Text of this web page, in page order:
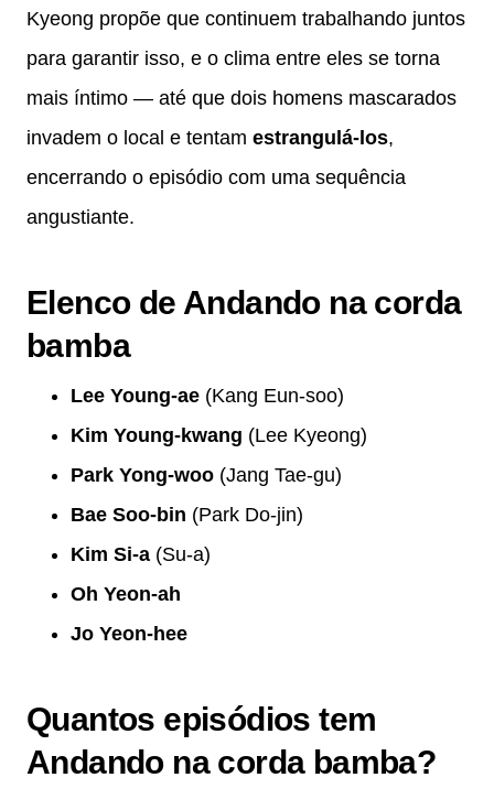
Kyeong propõe que continuem trabalhando juntos
para garantir isso, e o clima entre eles se torna
mais íntimo — até que dois homens mascarados
invadem o local e tentam estrangulá-los,
encerrando o episódio com uma sequência
angustiante.
Elenco de Andando na corda
bamba
Lee Young-ae (Kang Eun-soo)
Kim Young-kwang (Lee Kyeong)
Park Yong-woo (Jang Tae-gu)
Bae Soo-bin (Park Do-jin)
Kim Si-a (Su-a)
Oh Yeon-ah
Jo Yeon-hee
Quantos episódios tem
Andando na corda bamba?